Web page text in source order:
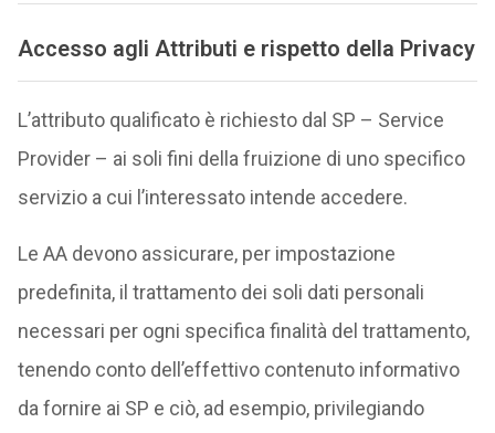
Accesso agli Attributi e rispetto della Privacy
L’attributo qualificato è richiesto dal SP – Service
Provider – ai soli fini della fruizione di uno specifico
servizio a cui l’interessato intende accedere.
Le AA devono assicurare, per impostazione
predefinita, il trattamento dei soli dati personali
necessari per ogni specifica finalità del trattamento,
tenendo conto dell’effettivo contenuto informativo
da fornire ai SP e ciò, ad esempio, privilegiando